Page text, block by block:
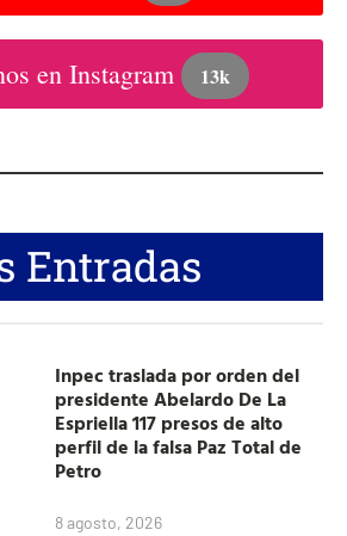
en Instagram 13k
Entradas
Inpec traslada por orden del
presidente Abelardo De La
Espriella 117 presos de alto
perfil de la falsa Paz Total de
Petro
8 agosto, 2026